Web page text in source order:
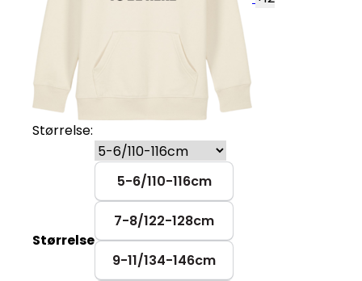
Størrelse:
Størrelse
5-6/110-116cm
7-8/122-128cm
9-11/134-146cm